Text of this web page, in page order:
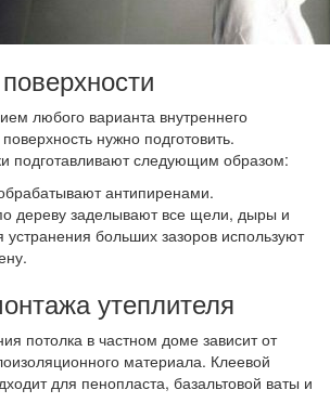
любого варианта внутреннего
нужно подготовить.
подготавливают следующим образом:
антипиренами.
дереву заделывают все щели, дыры и
больших зазоров используют
утеплителя
потолка в частном доме зависит от
материала. Клеевой
для пенопласта, базальтовой ваты и